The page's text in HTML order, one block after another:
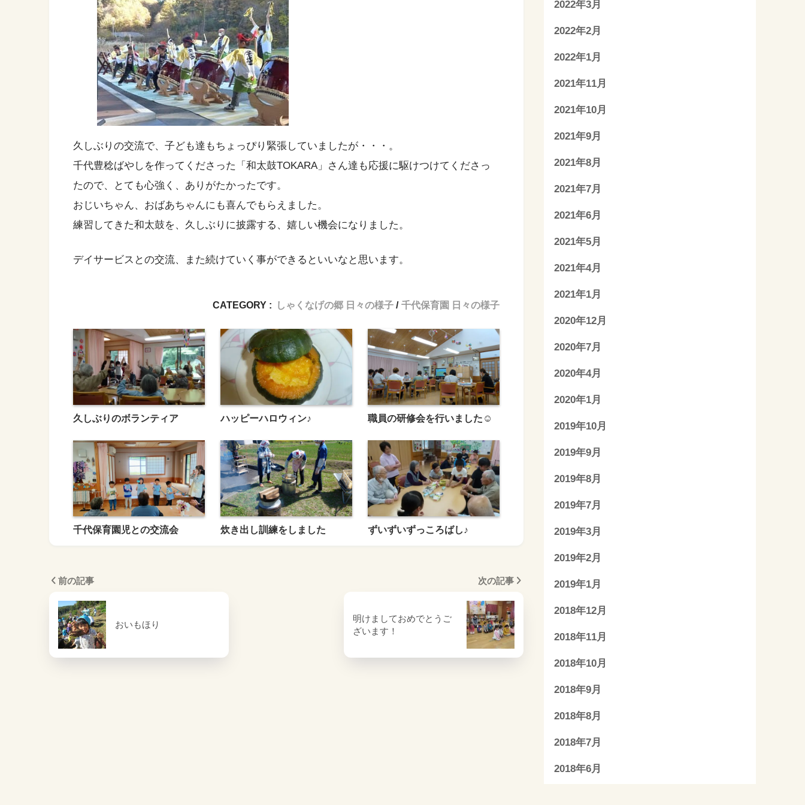
久しぶりの交流で、子ども達もちょっぴり緊張していましたが・・・。
千代豊稔ばやしを作ってくださった「和太鼓TОKARA」さん達も応援に駆けつけてくださっ
たので、とても心強く、ありがたかったです。
おじいちゃん、おばあちゃんにも喜んでもらえました。
練習してきた和太鼓を、久しぶりに披露する、嬉しい機会になりました。
デイサービスとの交流、また続けていく事ができるといいなと思います。
CATEGORY : しゃくなげの郷 日々の様子 千代保育園 日々の様子
久しぶりのボランティア ハッピーハロウィン♪ 職員の研修会を行いました☺
千代保育園児との交流会 炊き出し訓練をしました ずいずいずっころばし♪
前の記事
おいもほり
次の記事
明けましておめでとうご
ざいます！
2022年3月
2022年2月
2022年1月
2021年11月
2021年10月
2021年9月
2021年8月
2021年7月
2021年6月
2021年5月
2021年4月
2021年1月
2020年12月
2020年7月
2020年4月
2020年1月
2019年10月
2019年9月
2019年8月
2019年7月
2019年3月
2019年2月
2019年1月
2018年12月
2018年11月
2018年10月
2018年9月
2018年8月
2018年7月
2018年6月